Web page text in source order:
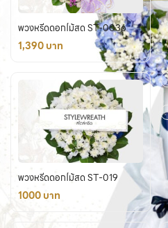
พวงหรีดดอกไม้สด ST-0036
1,390 บาท
พวงหรีดดอกไม้สด ST-019
1000 บาท